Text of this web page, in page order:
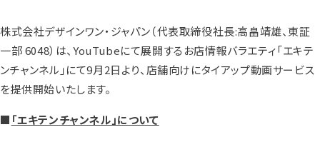
株式会社デザインワン・ジャパン（代表取締役社長:高畠靖雄、東証
一部 6048）は、YouTubeにて展開するお店情報バラエティ「エキテ
ンチャンネル」にて9月2日より、店舗向けにタイアップ動画サービス
を提供開始いたします。
■ 「エキテンチャンネル」について